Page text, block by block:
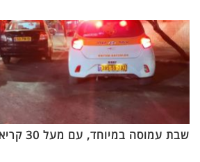
שבת עמוסה במיוחד, עם מעל 30 קריאות חירום,